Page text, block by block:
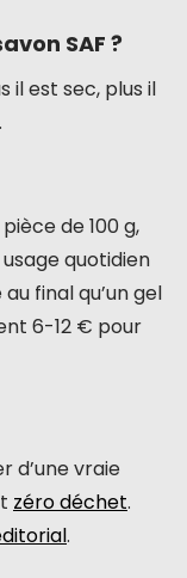
SAF ?
il est sec, plus il
de 100 g,
quotidien
final qu’un gel
6-12 € pour
d’une vraie
zéro déchet.
.